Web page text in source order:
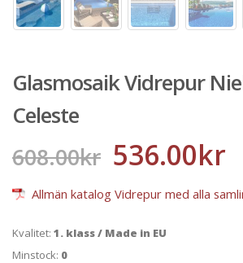
Glasmosaik Vidrepur
Celeste
608.00kr 536.00kr
Allmän katalog Vidrepur med alla
Kvalitet: 1. klass / Made in EU
Minstock: 0